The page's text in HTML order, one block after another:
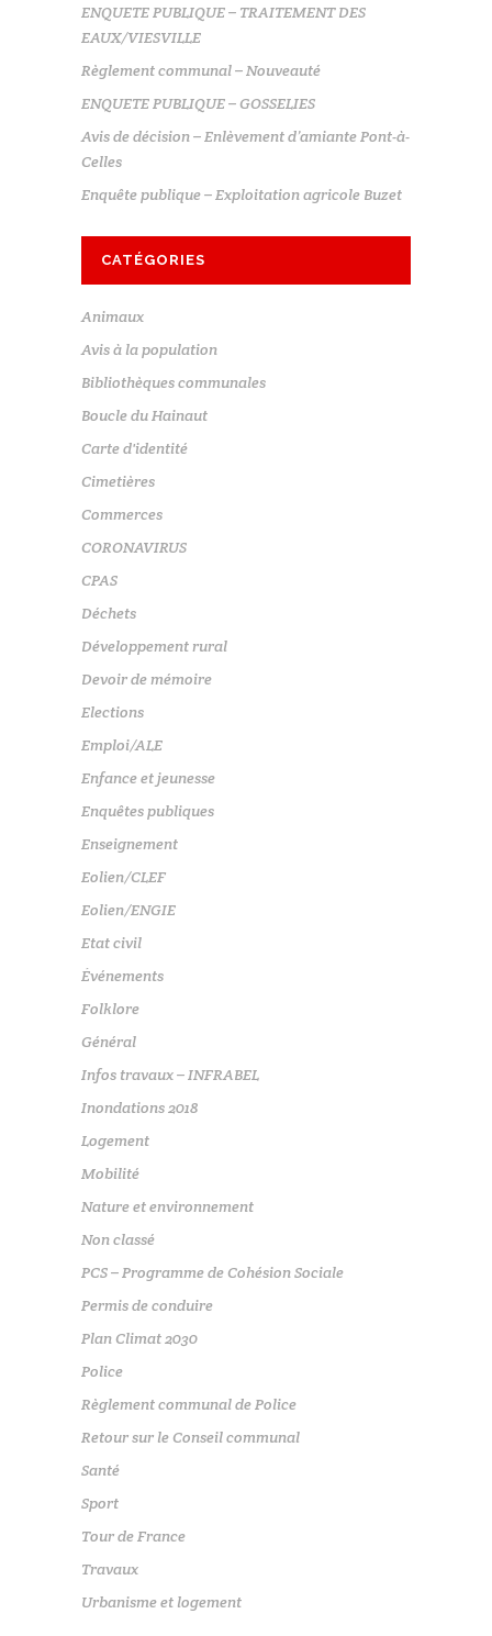
ENQUETE PUBLIQUE – TRAITEMENT DES
EAUX/VIESVILLE
Règlement communal – Nouveauté
ENQUETE PUBLIQUE – GOSSELIES
Avis de décision – Enlèvement d’amiante Pont-à-
Celles
Enquête publique – Exploitation agricole Buzet
CATÉGORIES
Animaux
Avis à la population
Bibliothèques communales
Boucle du Hainaut
Carte d'identité
Cimetières
Commerces
CORONAVIRUS
CPAS
Déchets
Développement rural
Devoir de mémoire
Elections
Emploi/ALE
Enfance et jeunesse
Enquêtes publiques
Enseignement
Eolien/CLEF
Eolien/ENGIE
Etat civil
Événements
Folklore
Général
Infos travaux – INFRABEL
Inondations 2018
Logement
Mobilité
Nature et environnement
Non classé
PCS – Programme de Cohésion Sociale
Permis de conduire
Plan Climat 2030
Police
Règlement communal de Police
Retour sur le Conseil communal
Santé
Sport
Tour de France
Travaux
Urbanisme et logement